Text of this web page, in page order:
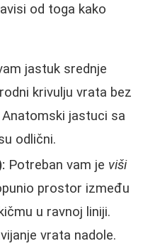
od toga kako
jastuk srednje
krivulju vrata bez
jastuci sa
odlični.
Potreban vam je viši
prostor između
u ravnoj liniji.
vrata nadole.